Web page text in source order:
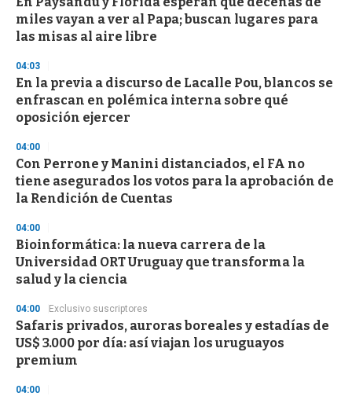
c
o
d
s
miles vayan a ver al Papa; buscan lugares para
las misas al aire libre
04:03
En la previa a discurso de Lacalle Pou, blancos se
enfrascan en polémica interna sobre qué
oposición ejercer
04:00
Con Perrone y Manini distanciados, el FA no
tiene asegurados los votos para la aprobación de
la Rendición de Cuentas
04:00
Bioinformática: la nueva carrera de la
Universidad ORT Uruguay que transforma la
salud y la ciencia
04:00 Exclusivo suscriptores
Safaris privados, auroras boreales y estadías de
US$ 3.000 por día: así viajan los uruguayos
premium
04:00